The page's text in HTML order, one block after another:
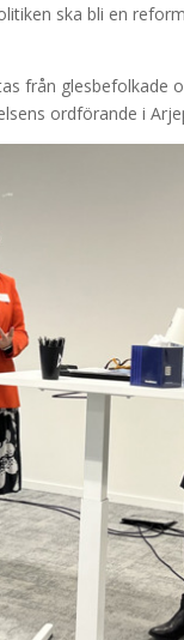
ska bli en
från glesbefolkade
ordförande i